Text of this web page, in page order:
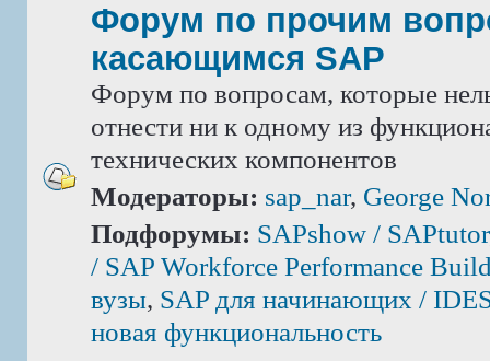
Форум по прочим
касающимся SAP
Форум по вопросам, которые
отнести ни к одному из
технических компонентов
Модераторы: sap_nar, George
Подфорумы: SAPshow / SAPtutor
/ SAP Workforce Performance
вузы, SAP для начинающих /
новая функциональность